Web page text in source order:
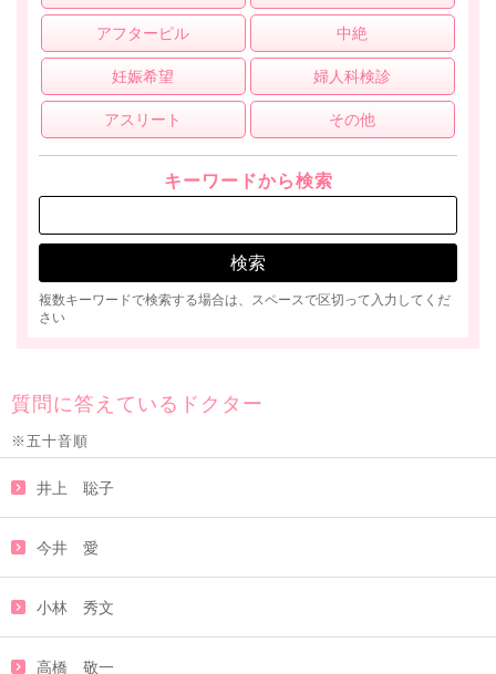
アフターピル 中絶
妊娠希望 婦人科検診
アスリート その他
キーワードから検索
複数キーワードで検索する場合は、スペースで区切って入力してくだ
さい
質問に答えているドクター
※五十音順
井上 聡子
今井 愛
小林 秀文
高橋 敬一